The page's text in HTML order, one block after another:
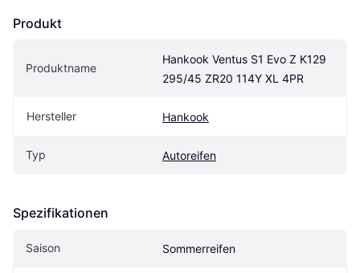
Produkt
Produktname
Hankook Ventus S1 Evo Z K129
295/45 ZR20 114Y XL 4PR
Hersteller Hankook
Typ Autoreifen
Spezifikationen
Saison Sommerreifen